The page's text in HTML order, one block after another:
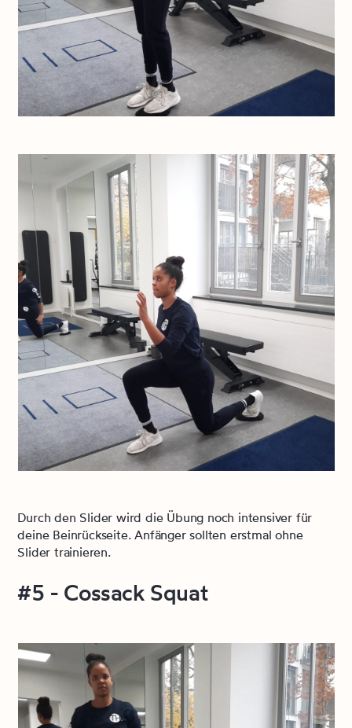
Durch den Slider wird die Übung noch intensiver für
deine Beinrückseite. Anfänger sollten erstmal ohne
Slider trainieren.
#5 - Cossack Squat